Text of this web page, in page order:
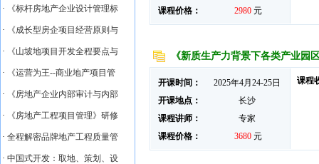
· 《标杆房地产企业设计管理标
· 《成长型房企项目经营原则与
· 《山坡地项目开发全程要点与
· 《运营为王--商业地产项目管
· 《房地产企业内部审计与内部
· 《房地产工程项目管理》研修
· 全程解密品牌地产工程质量管
· 中国式开发：取地、策划、设
课程价格：
2980 元
《新质生产力背景下各类产业园
开课时间：
2025年4月24-25日
开课地点：
长沙
课程讲师：
专家
课程价格：
3680 元
课程